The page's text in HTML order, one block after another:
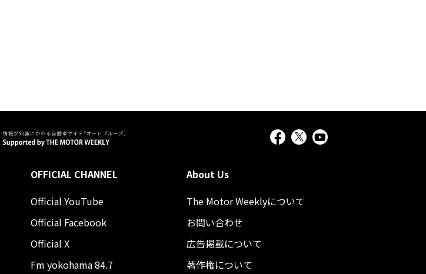
OFFICIAL CHANNEL
Official YouTube
Official Facebook
Official X
Fm yokohama 84.7
About Us
The Motor Weeklyについて
お問い合わせ
広告掲載について
著作権について